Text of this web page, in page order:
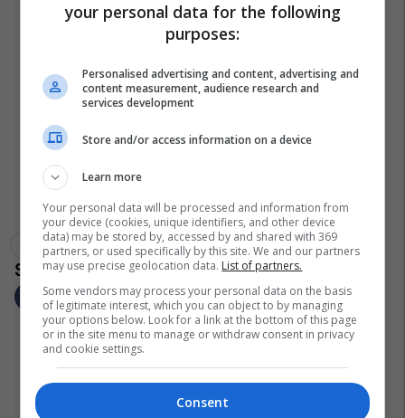
Argjentinë Banesë Zjarrfikës Buenos Aires
your personal data for the following
purposes:
Personalised advertising and content, advertising and
content measurement, audience research and
services development
Store and/or access information on a device
Learn more
Your personal data will be processed and information from
your device (cookies, unique identifiers, and other device
data) may be stored by, accessed by and shared with 369
partners, or used specifically by this site. We and our partners
may use precise geolocation data. List of partners.
Some vendors may process your personal data on the basis
of legitimate interest, which you can object to by managing
your options below. Look for a link at the bottom of this page
or in the site menu to manage or withdraw consent in privacy
and cookie settings.
Consent